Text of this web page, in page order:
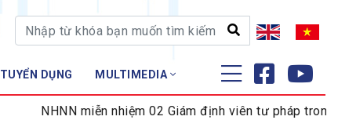
TUYỂN DỤNG MULTIMEDIA
ĐÀO TẠO - NGHIÊN CỨU
NHNN miễn nhiệm 02 Giám định viên tư pháp trong